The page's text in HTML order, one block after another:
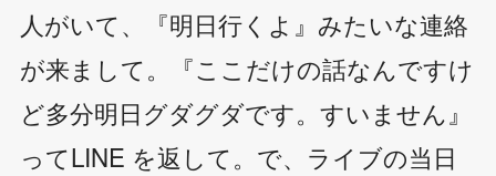
人がいて、『明日行くよ』みたいな連絡
が来まして。『ここだけの話なんですけ
ど多分明日グダグダです。すいません』
ってLINE を返して。で、ライブの当日